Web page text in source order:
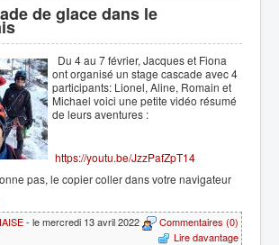
de glace dans le
Du 4 au 7 février, Jacques et Fiona
ont organisé un stage cascade avec 4
participants: Lionel, Aline, Romain et
Michael voici une petite vidéo résumé
de leurs aventures :
https://youtu.be/JzzPafZpT14
pas, le copier coller dans votre navigateur
- le mercredi 13 avril 2022
Commentaires (0)
Lire davantage